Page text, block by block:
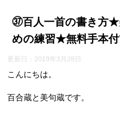
㊲百人一首の書き方
めの練習★無料手本
更新日： 2019年3月28日
こんにちは。
百合蔵と美句蔵です。